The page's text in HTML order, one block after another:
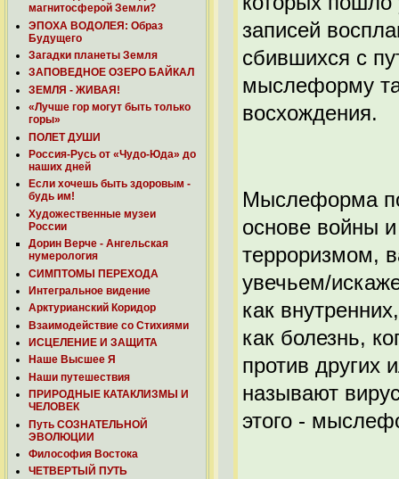
магнитосферой Земли?
ЭПОХА ВОДОЛЕЯ: Образ
Будущего
Загадки планеты Земля
ЗАПОВЕДНОЕ ОЗЕРО БАЙКАЛ
ЗЕМЛЯ - ЖИВАЯ!
«Лучше гор могут быть только
горы»
ПОЛЕТ ДУШИ
Россия-Русь от «Чудо-Юда» до
наших дней
Если хочешь быть здоровым -
будь им!
Художественные музеи
России
Дорин Верче - Ангельская
нумерология
СИМПТОМЫ ПЕРЕХОДА
Интегральное видение
Арктурианский Коридор
Взаимодействие со Стихиями
ИСЦЕЛЕНИЕ И ЗАЩИТА
Наше Высшее Я
Наши путешествия
ПРИРОДНЫЕ КАТАКЛИЗМЫ И
ЧЕЛОВЕК
Путь СОЗНАТЕЛЬНОЙ
ЭВОЛЮЦИИ
Философия Востока
ЧЕТВЕРТЫЙ ПУТЬ
записей
сбившихся с
мыслеформу
восхождения.
Мыслеформа
основе войны
терроризмом,
увечьем/
как
как болезнь,
против других
называют
этого -